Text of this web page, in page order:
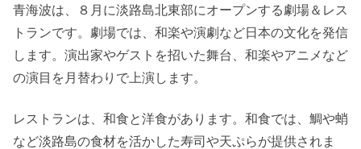
青海波は、８月に淡路島北東部にオープンする劇場＆レス
トランです。劇場では、和楽や演劇など日本の文化を発信
します。演出家やゲストを招いた舞台、和楽やアニメなど
の演目を月替わりで上演します。
レストランは、和食と洋食があります。和食では、鯛や蛸
など淡路島の食材を活かした寿司や天ぷらが提供されま